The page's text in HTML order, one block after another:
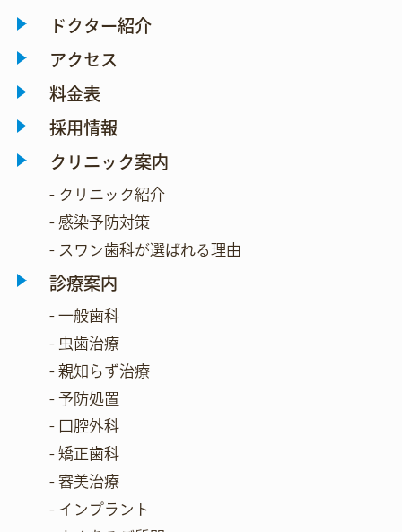
ドクター紹介
アクセス
料金表
採用情報
クリニック案内
- クリニック紹介
- 感染予防対策
- スワン歯科が選ばれる理由
診療案内
- 一般歯科
- 虫歯治療
- 親知らず治療
- 予防処置
- 口腔外科
- 矯正歯科
- 審美治療
- インプラント